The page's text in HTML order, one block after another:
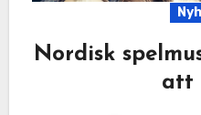
Nordisk
att